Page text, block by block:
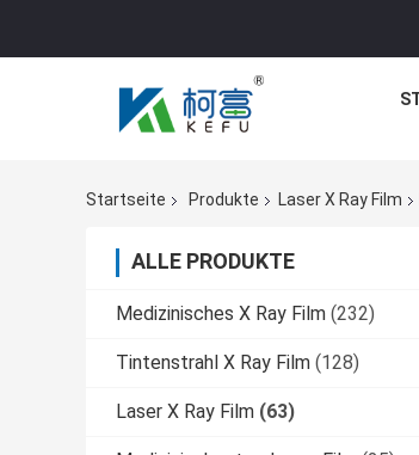
Startseite Produkte Laser X Ray Film
ALLE PRODUKTE
Medizinisches X Ray Film (232)
Tintenstrahl X Ray Film (128)
Laser X Ray Film (63)